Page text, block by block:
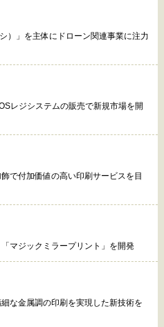
）」を主体にドローン関連事業に注力
レジシステムの販売で新規市場を開
で付加価値の高い印刷サービスを目
マジックミラープリント」を開発
な金属調の印刷を実現した新技術を